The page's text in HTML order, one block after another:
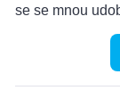
se se mnou